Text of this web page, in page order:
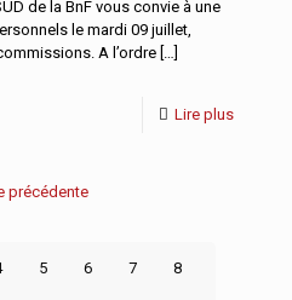
de la BnF vous convie à une
le mardi 09 juillet,
A l’ordre […]
Lire plus
précédente
5 6 7 8